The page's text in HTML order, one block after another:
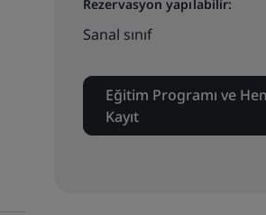
Rezervasyon yapılabilir:
Sanal sınıf
Eğitim Programı ve
Kayıt